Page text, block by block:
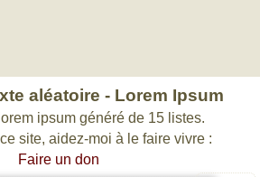
aléatoire - Lorem Ipsum
ipsum généré de 15 listes.
site, aidez-moi à le faire vivre :
Faire un don